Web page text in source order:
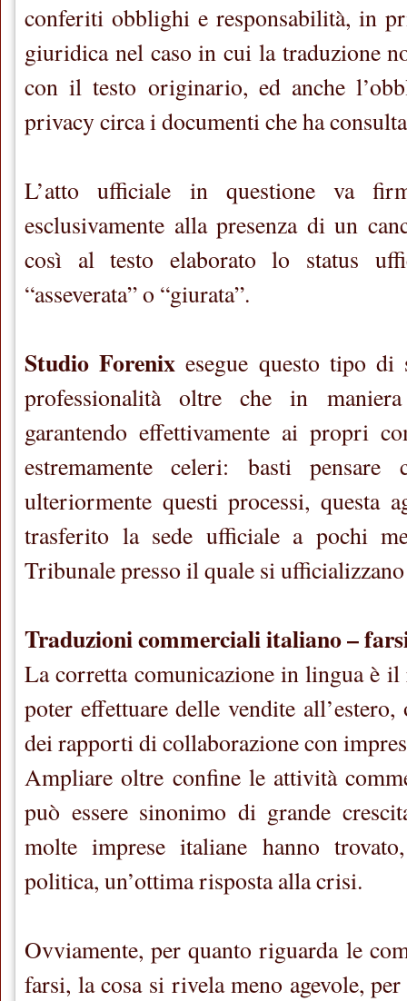
conferiti obblighi e responsabilità, in
giuridica nel caso in cui la traduzione
con il testo originario, ed anche
privacy circa i documenti che ha
L’atto ufficiale in questione va
esclusivamente alla presenza di un
così al testo elaborato lo status
“asseverata” o “giurata”.
Studio Forenix esegue questo tipo
professionalità oltre che in
garantendo effettivamente ai propri
estremamente celeri: basti pensare
ulteriormente questi processi, questa
trasferito la sede ufficiale a pochi
Tribunale presso il quale si
Traduzioni commerciali italiano –
La corretta comunicazione in lingua è
poter effettuare delle vendite
dei rapporti di collaborazione con
Ampliare oltre confine le attività
può essere sinonimo di grande
molte imprese italiane hanno
politica, un’ottima risposta alla crisi.
Ovviamente, per quanto riguarda le
farsi, la cosa si rivela meno agevole,